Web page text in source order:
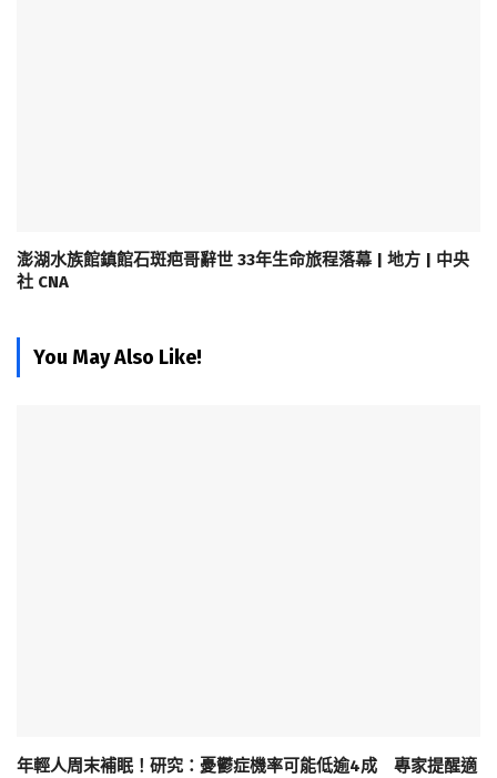
澎湖水族館鎮館石斑疤哥辭世 33年生命旅程落幕 | 地方 | 中央
社 CNA
You May Also Like!
年輕人周末補眠！研究：憂鬱症機率可能低逾4成 專家提醒適